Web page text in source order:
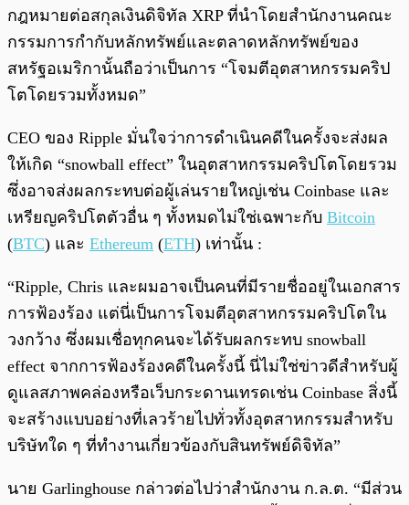
กฎหมายต่อสกุลเงินดิจิทัล XRP ที่นำโดยสำนักงานคณะ
กรรมการกำกับหลักทรัพย์และตลาดหลักทรัพย์ของ
สหรัฐอเมริกานั้นถือว่าเป็นการ “โจมตีอุตสาหกรรมคริป
โตโดยรวมทั้งหมด”
CEO ของ Ripple มั่นใจว่าการดำเนินคดีในครั้งจะส่งผล
ให้เกิด “snowball effect” ในอุตสาหกรรมคริปโตโดยรวม
ซึ่งอาจส่งผลกระทบต่อผู้เล่นรายใหญ่เช่น Coinbase และ
เหรียญคริปโตตัวอื่น ๆ ทั้งหมดไม่ใช่เฉพาะกับ Bitcoin
(BTC) และ Ethereum (ETH) เท่านั้น :
“Ripple, Chris และผมอาจเป็นคนที่มีรายชื่ออยู่ในเอกสาร
การฟ้องร้อง แต่นี่เป็นการโจมตีอุตสาหกรรมคริปโตใน
วงกว้าง ซึ่งผมเชื่อทุกคนจะได้รับผลกระทบ snowball
effect จากการฟ้องร้องคดีในครั้งนี้ นี่ไม่ใช่ข่าวดีสำหรับผู้
ดูแลสภาพคล่องหรือเว็บกระดานเทรดเช่น Coinbase สิ่งนี้
จะสร้างแบบอย่างที่เลวร้ายไปทั่วทั้งอุตสาหกรรมสำหรับ
บริษัทใด ๆ ที่ทำงานเกี่ยวข้องกับสินทรัพย์ดิจิทัล”
นาย Garlinghouse กล่าวต่อไปว่าสำนักงาน ก.ล.ต. “มีส่วน